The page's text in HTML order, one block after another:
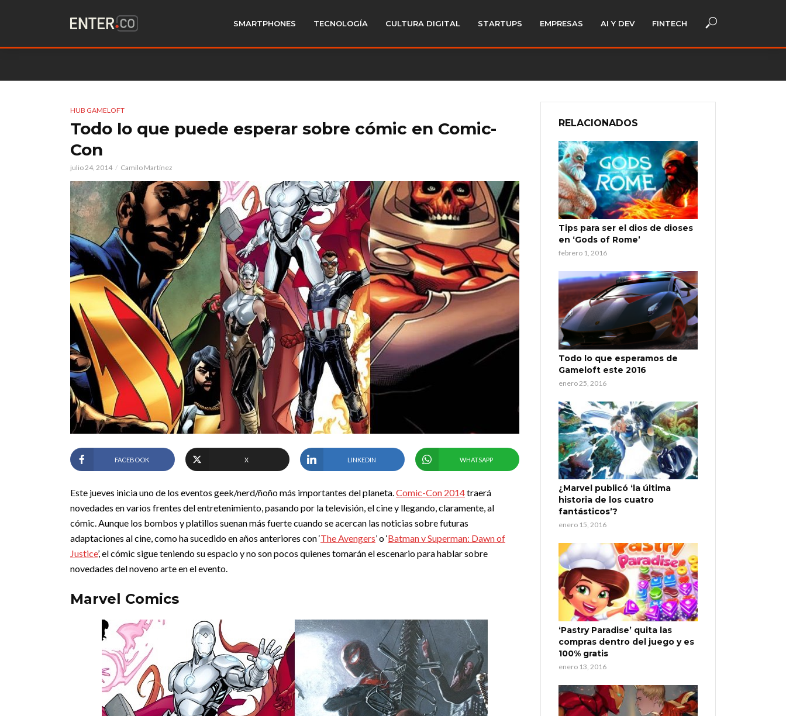
SMARTPHONES TECNOLOGÍA CULTURA DIGITAL STARTUPS EMPRESAS AI Y DEV FINTECH
HUB GAMELOFT
Todo lo que puede esperar sobre cómic en Comic-
Con
julio 24, 2014 Camilo Martínez
FACEBOOK X LINKEDIN WHATSAPP
Este jueves inicia uno de los eventos geek/nerd/ñoño más importantes del planeta.Comic-Con 2014traerá
novedades en varios frentes del entretenimiento, pasando por la televisión, el cine y llegando, claramente, al
cómic. Aunque los bombos y platillos suenan más fuerte cuando se acercan las noticias sobre futuras
adaptaciones al cine, como ha sucedido en años anteriores con ‘The Avengers’ o ‘Batman v Superman: Dawn of
Justice’, el cómic sigue teniendo su espacio y no son pocos quienes tomarán el escenario para hablar sobre
novedades del noveno arte en el evento.
Marvel Comics
RELACIONADOS
Tips para ser el dios de dioses
en ‘Gods of Rome’
febrero 1, 2016
Todo lo que esperamos de
Gameloft este 2016
enero 25, 2016
¿Marvel publicó ‘la última
historia de los cuatro
fantásticos’?
enero 15, 2016
‘Pastry Paradise’ quita las
compras dentro del juego y es
100% gratis
enero 13, 2016